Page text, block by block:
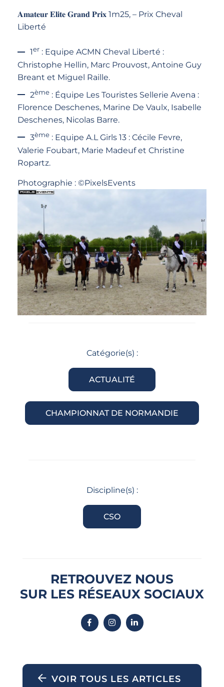
𝐀𝐦𝐚𝐭𝐞𝐮𝐫 𝐄𝐥𝐢𝐭𝐞 𝐆𝐫𝐚𝐧𝐝 𝐏𝐫𝐢𝐱 1m25, – Prix Cheval
Liberté
1er : Equipe ACMN Cheval Liberté :
Christophe Hellin, Marc Prouvost, Antoine Guy
Breant et Miguel Raille.
2ème : Équipe Les Touristes Sellerie Avena :
Florence Deschenes, Marine De Vaulx, Isabelle
Deschenes, Nicolas Barre.
3ème : Equipe A.L Girls 13 : Cécile Fevre,
Valerie Foubart, Marie Madeuf et Christine
Ropartz.
Photographie : ©PixelsEvents
Catégorie(s) :
ACTUALITÉ
CHAMPIONNAT DE NORMANDIE
Discipline(s) :
CSO
RETROUVEZ NOUS
SUR LES RÉSEAUX SOCIAUX
VOIR TOUS LES ARTICLES